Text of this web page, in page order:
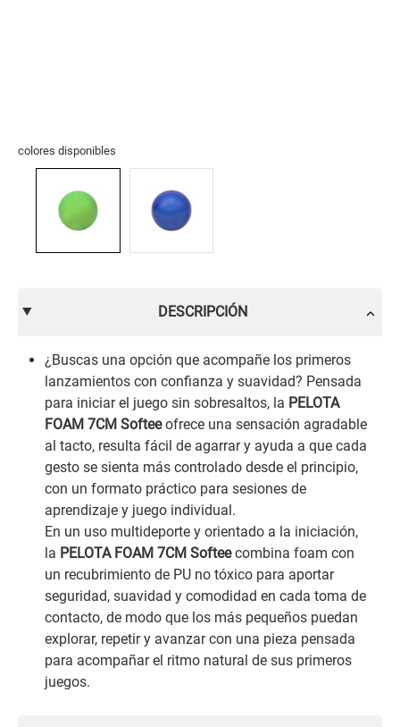
colores disponibles
DESCRIPCIÓN
¿Buscas una opción que acompañe los primeros
lanzamientos con confianza y suavidad? Pensada
para iniciar el juego sin sobresaltos, la PELOTA
FOAM 7CM Softeeofrece una sensación agradable
al tacto, resulta fácil de agarrar y ayuda a que cada
gesto se sienta más controlado desde el principio,
con un formato práctico para sesiones de
aprendizaje y juego individual.
En un uso multideporte y orientado a la iniciación,
la PELOTA FOAM 7CM Softeecombina foam con
un recubrimiento de PU no tóxico para aportar
seguridad, suavidad y comodidad en cada toma de
contacto, de modo que los más pequeños puedan
explorar, repetir y avanzar con una pieza pensada
para acompañar el ritmo natural de sus primeros
juegos.